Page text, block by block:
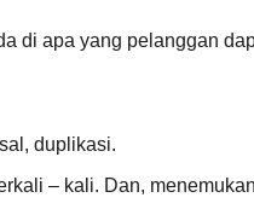
di apa yang pelanggan
duplikasi.
– kali. Dan,